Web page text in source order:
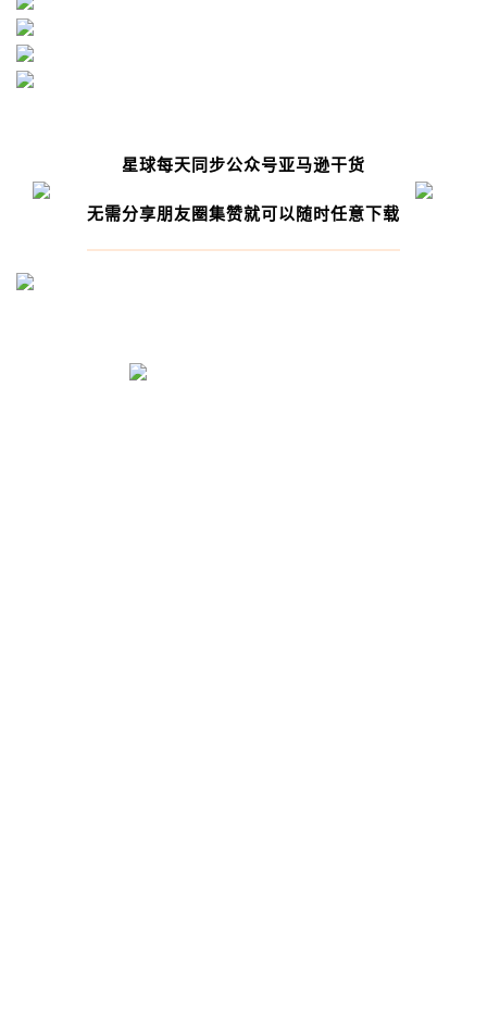
星球每天同步公众号亚马逊干货
无需分享朋友圈集赞就可以随时任意下载